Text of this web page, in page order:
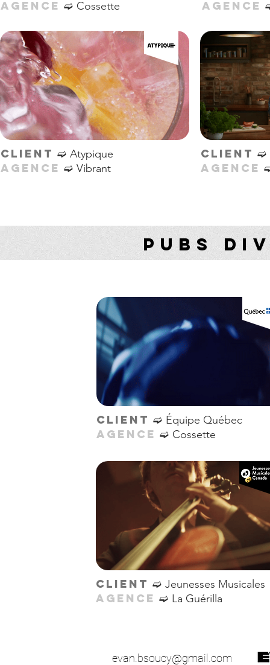
AGENCE ➫ Cossette AGENCE
CLIENT ➫ Atypique
AGENCE ➫ Vibrant
CLIENT ➫
AGENCE
PUBS
CLIENT ➫ Équipe Québec
AGENCE ➫ Cossette
CLIENT ➫ Jeunesses Musicales
AGENCE ➫ La Guérilla
evan.bsoucy@gmail.com